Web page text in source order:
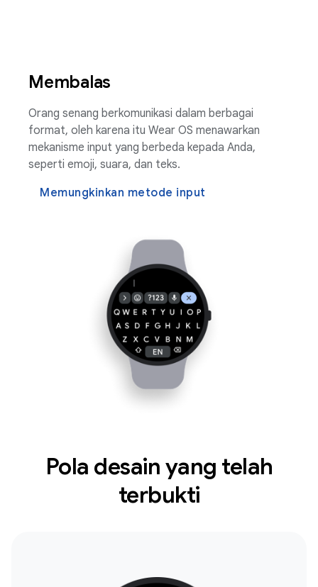
Membalas
Orang senang berkomunikasi dalam berbagai
format, oleh karena itu Wear OS menawarkan
mekanisme input yang berbeda kepada Anda,
seperti emoji, suara, dan teks.
Memungkinkan metode input
Pola desain yang telah
terbukti